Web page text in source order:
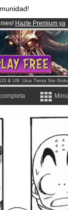
Hazte Premium ya
y Mangas!.
!.
& U9: Una Tierra Sin